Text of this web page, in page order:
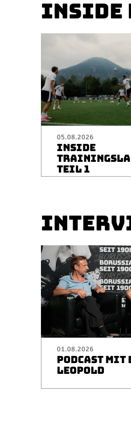
INSIDE
05.08.2026
INSIDE
TEIL 1
01.08.2026
PODCAST MIT
LEOPOLD